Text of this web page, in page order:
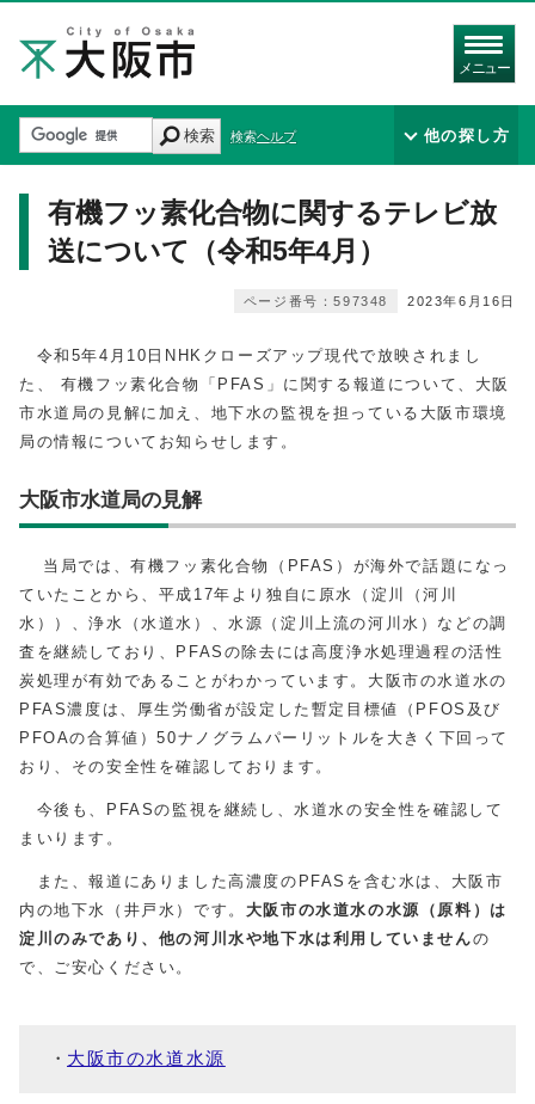
メニュー
検索 検索ヘルプ 他の探し方
有機フッ素化合物に関するテレビ放
送について（令和5年4月）
2023年6月16日
ページ番号：597348
令和5年4月10日NHKクローズアップ現代で放映されまし
た、 有機フッ素化合物「PFAS」に関する報道について、大阪
市水道局の見解に加え、地下水の監視を担っている大阪市環境
局の情報についてお知らせします。
大阪市水道局の見解
当局では、有機フッ素化合物（PFAS）が海外で話題になっ
ていたことから、平成17年より独自に原水（淀川（河川
水））、浄水（水道水）、水源（淀川上流の河川水）などの調
査を継続しており、PFASの除去には高度浄水処理過程の活性
炭処理が有効であることがわかっています。大阪市の水道水の
PFAS濃度は、厚生労働省が設定した暫定目標値（PFOS及び
PFOAの合算値）50ナノグラムパーリットルを大きく下回って
おり、その安全性を確認しております。
今後も、PFASの監視を継続し、水道水の安全性を確認して
まいります。
また、報道にありました高濃度のPFASを含む水は、大阪市
内の地下水（井戸水）です。 大阪市の水道水の水源（原料）は
淀川のみであり、他の河川水や地下水は利用していませんの
で、ご安心ください。
大阪市の水道水源